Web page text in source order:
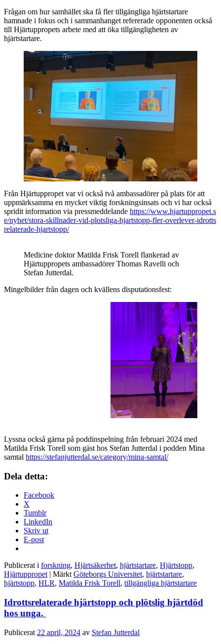
Frågan om hur samhället ska få fler tillgängliga hjärtstartare
hamnade i fokus och i sammanhanget refererade opponenten också
till Hjärtuppropets arbete med att öka tillgängligheten av
hjärtstartare.
Från Hjärtuppropet var vi också två ambassadörer på plats för att
uppmärksamma en mycket viktig forskningsinsats och vi har också
spridit information via pressmeddelande https://www.hjartuppropet.s
e/nyhet/stora-skillnader-vid-plotsliga-hjartstopp-fler-overlever-idrotts
relaterade-hjartstopp/
Medicine doktor Matilda Frisk Torell flankerad av
Hjärtuppropets ambassadörer Thomas Ravelli och
Stefan Jutterdal.
Mingelbilder från dagen och kvällens disputationsfest:
Lyssna också gärna på poddinspelning från februari 2024 med
Matilda Frisk Torell som gäst hos Stefan Jutterdal i podden Mina
samtal https://stefanjutterdal.se/category/mina-samtal/
Dela detta:
Facebook
X
Tumblr
LinkedIn
Skriv ut
E-post
Publicerat i forskning, Hjärtsäkerhet, hjärtstartare, Hjärtstopp,
Hjärtuppropet | Märkt Göteborgs Universitet, hjärtstartare,
hjärtstopp, HLR, Matilda Frisk Torell, tillgängliga hjärtstartare
Idrottsrelaterade hjärtstopp och plötslig hjärtdöd
hos unga.
Publicerat 22 april, 2024 av Stefan Jutterdal